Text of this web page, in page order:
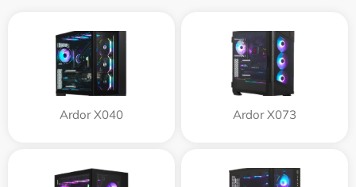
Ardor X040 Ardor X073